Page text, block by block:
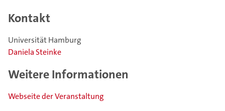
Kontakt
Universität Hamburg
Daniela Steinke
Weitere Informationen
Webseite der Veranstaltung